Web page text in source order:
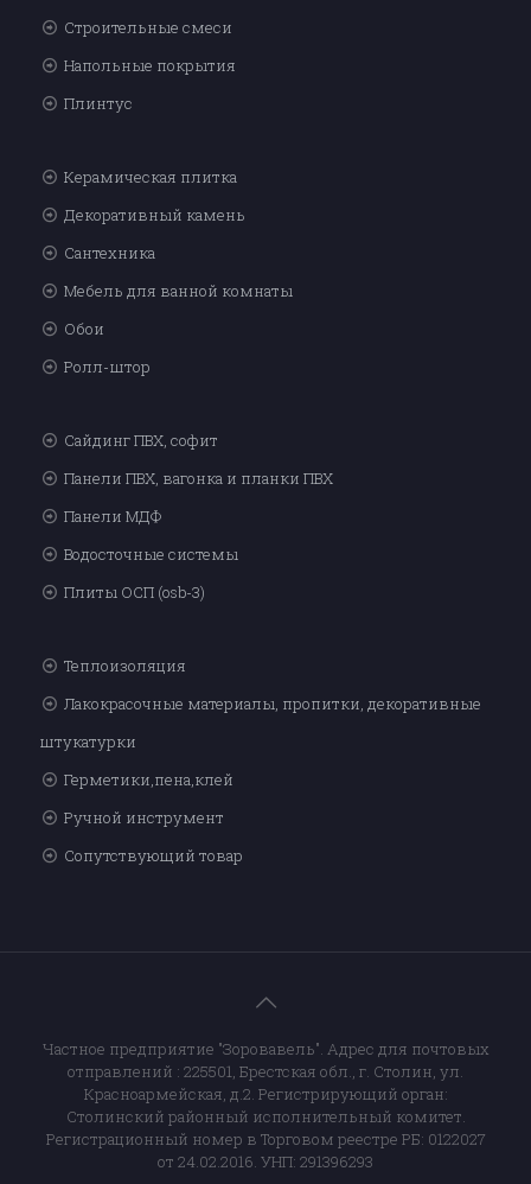
Строительные смеси
Напольные покрытия
Плинтус
Керамическая плитка
Декоративный камень
Сантехника
Мебель для ванной комнаты
Обои
Ролл-штор
Сайдинг ПВХ, софит
Панели ПВХ, вагонка и планки ПВХ
Панели МДФ
Водосточные системы
Плиты ОСП (osb-3)
Теплоизоляция
Лакокрасочные материалы, пропитки, декоративные
штукатурки
Герметики,пена,клей
Ручной инструмент
Сопутствующий товар
Частное предприятие "Зоровавель". Адрес для почтовых
отправлений : 225501, Брестская обл., г. Столин, ул.
Красноармейская, д.2. Регистрирующий орган:
Столинский районный исполнительный комитет.
Регистрационный номер в Торговом реестре РБ: 0122027
от 24.02.2016. УНП: 291396293